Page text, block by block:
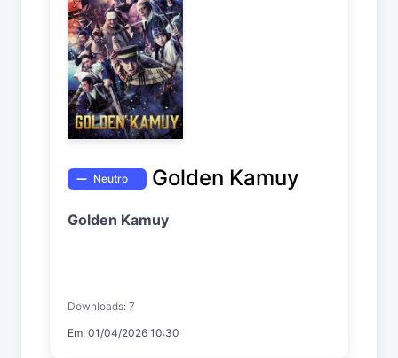
Neutro Golden Kamuy
Golden Kamuy
Downloads: 7
Em: 01/04/2026 10:30